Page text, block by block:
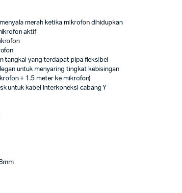
merah ketika mikrofon dihidupkan
aktif
tangkai yang terdapat pipa fleksibel
untuk menyaring tingkat kebisingan
+ 1.5 meter ke mikrofon)
untuk kabel interkoneksi cabang Y